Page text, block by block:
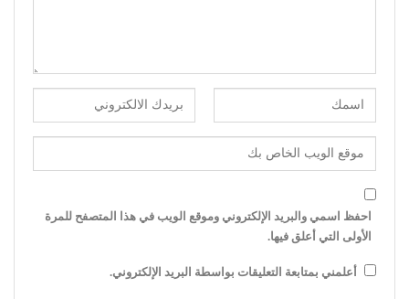
احفظ اسمي والبريد الإلكتروني وموقع الويب في هذا المتصفح للمرة
الأولى التي أعلق فيها.
أعلمني بمتابعة التعليقات بواسطة البريد الإلكتروني.